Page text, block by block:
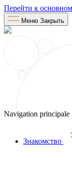
Перейти к
Меню Закрыть
Navigation principale
Знакомство